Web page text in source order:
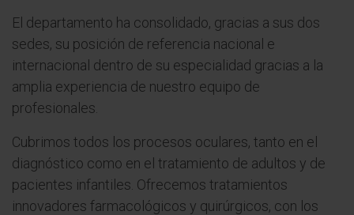
El departamento ha consolidado, gracias a sus dos
sedes, su posición de referencia nacional e
internacional dentro de su especialidad gracias a la
amplia experiencia de nuestro equipo de
profesionales.
Cubrimos todos los procesos oculares, tanto en el
diagnóstico como en el tratamiento de adultos y de
pacientes infantiles. Ofrecemos tratamientos
innovadores farmacológicos y quirúrgicos, con los